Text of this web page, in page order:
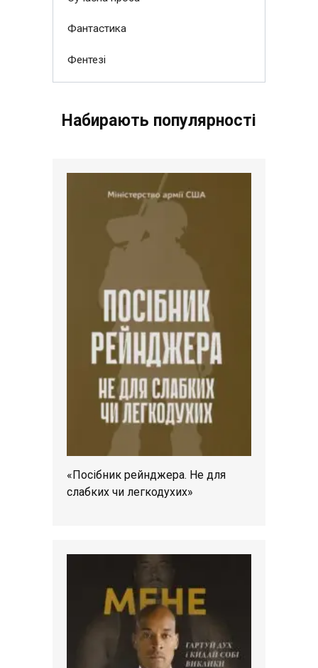
Фантастика
Фентезі
Набирають популярності
«Посібник рейнджера. Не для
слабких чи легкодухих»